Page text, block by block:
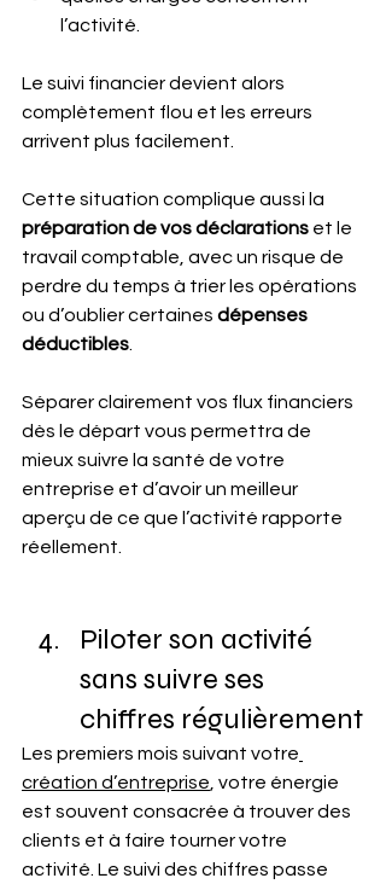
l’activité.
Le suivi financier devient alors
complètement flou et les erreurs
arrivent plus facilement.
Cette situation complique aussi la
préparation de vos déclarations et le
travail comptable, avec un risque de
perdre du temps à trier les opérations
ou d’oublier certaines dépenses
déductibles
Séparer clairement vos flux financiers
dès le départ vous permettra de
mieux suivre la santé de votre
entreprise et d’avoir un meilleur
aperçu de ce que l’activité rapporte
réellement.
Piloter son activité
sans suivre ses
chiffres régulièrement
Les premiers mois suivant votre
création d’entreprise , votre énergie
est souvent consacrée à trouver des
clients et à faire tourner votre
activité. Le suivi des chiffres passe